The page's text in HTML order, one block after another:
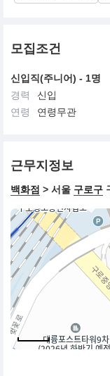
모집조건
신입직(주니어) - 1명
경력
신입
연령
연령무관
근무지정보
백화점 > 서울 구로구